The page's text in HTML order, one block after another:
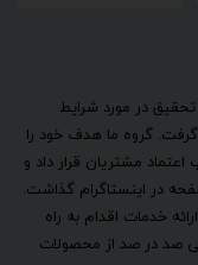
و تحقیق در مورد شرایط
گرفت. گروه ما هدف خود را
مشتریان قرار داد و
در اینستاگرام گذاشت.
خدمات اقدام به راه
صد در صد از محصولات